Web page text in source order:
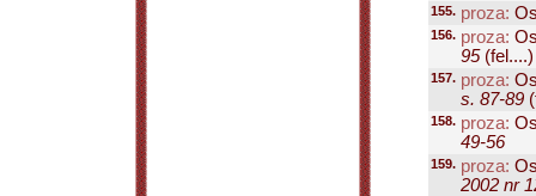
155. proza:
156. proza:
95(fel....)
157. proza:
s. 87-89
158. proza:
49-56
159. proza:
2002 nr